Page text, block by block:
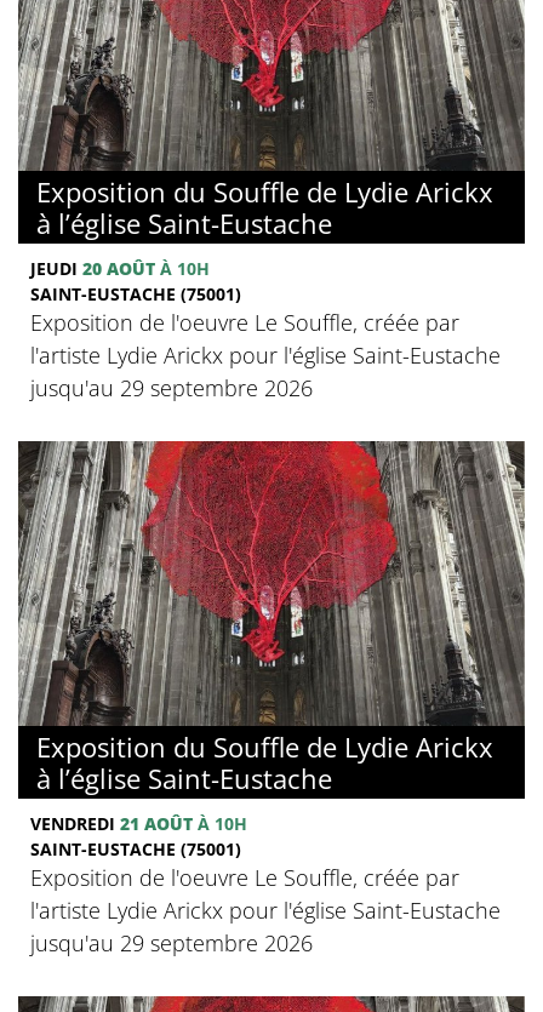
Exposition du Souffle de Lydie Arickx
à l’église Saint-Eustache
JEUDI 20 AOÛT À 10H
SAINT-EUSTACHE (75001)
Exposition de l'oeuvre Le Souffle, créée par
l'artiste Lydie Arickx pour l'église Saint-Eustache
jusqu'au 29 septembre 2026
Exposition du Souffle de Lydie Arickx
à l’église Saint-Eustache
VENDREDI 21 AOÛT À 10H
SAINT-EUSTACHE (75001)
Exposition de l'oeuvre Le Souffle, créée par
l'artiste Lydie Arickx pour l'église Saint-Eustache
jusqu'au 29 septembre 2026